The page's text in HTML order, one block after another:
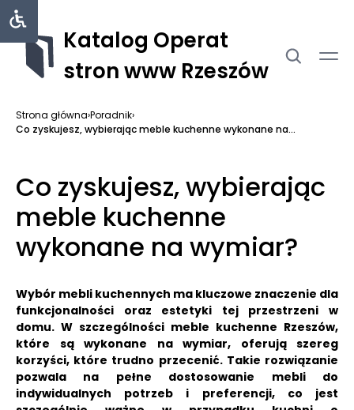
Katalog Operat
stron www Rzeszów
Strona główna›Poradnik›
Co zyskujesz, wybierając meble kuchenne wykonane na...
Co zyskujesz, wybierając
meble kuchenne
wykonane na wymiar?
Wybór mebli kuchennych ma kluczowe znaczenie dla
funkcjonalności oraz estetyki tej przestrzeni w
domu. W szczególności meble kuchenne Rzeszów,
które są wykonane na wymiar, oferują szereg
korzyści, które trudno przecenić. Takie rozwiązanie
pozwala na pełne dostosowanie mebli do
indywidualnych potrzeb i preferencji, co jest